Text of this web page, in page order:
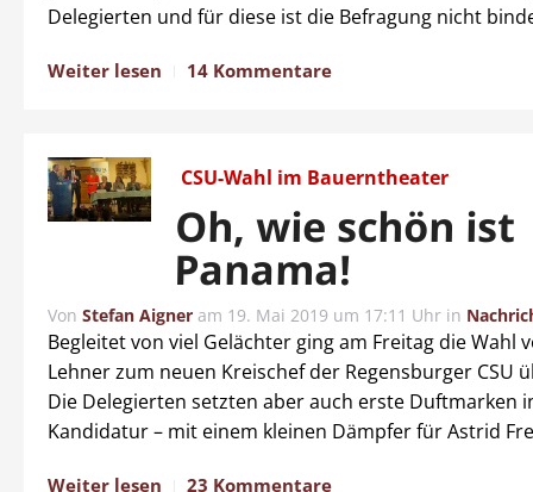
Delegierten und für diese ist die Befragung nicht
Weiter lesen 14 Kommentare
CSU-Wahl im Bauerntheater
Oh, wie schön ist
Panama!
Von Stefan Aigner am 19. Mai 2019 um 17:11 Uhr in
Begleitet von viel Gelächter ging am Freitag die Wahl
Lehner zum neuen Kreischef der Regensburger CSU
Die Delegierten setzten aber auch erste Duftmarken
Kandidatur – mit einem kleinen Dämpfer für Astrid
Weiter lesen 23 Kommentare